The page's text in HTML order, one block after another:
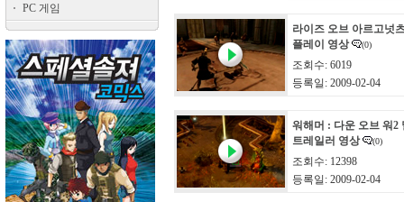
PC 게임
라이즈 오브 아르고넛
플레이 영상
(0)
조회수: 6019
등록일: 2009-02-04
워해머 : 다운 오브 워2
트레일러 영상
(0)
조회수: 12398
등록일: 2009-02-04